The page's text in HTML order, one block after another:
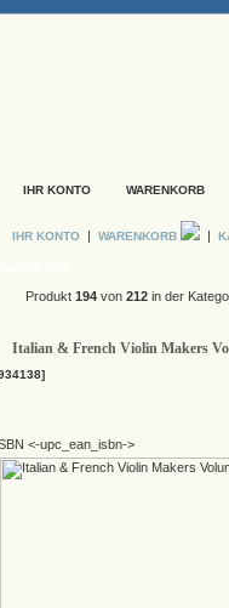
IHR KONTO WARENKORB
IHR KONTO | WARENKORB |
Produkt 194 von 212 in der
Italian & French Violin Makers
<-upc_ean_isbn->